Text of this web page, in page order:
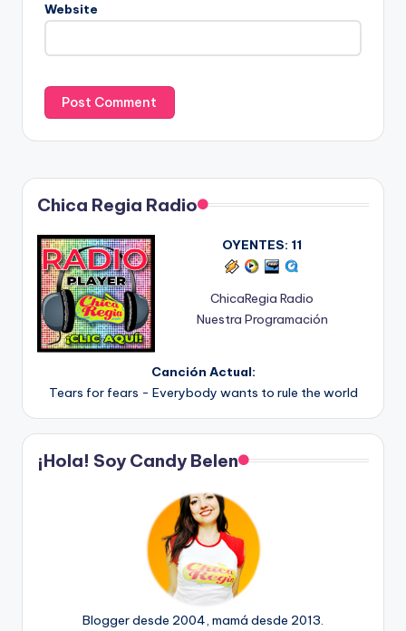
Website
Chica Regia Radio
OYENTES: 11
ChicaRegia Radio
Nuestra Programación
Canción Actual:
Tears for fears - Everybody wants to rule the world
¡Hola! Soy Candy Belen
Blogger desde 2004, mamá desde 2013.